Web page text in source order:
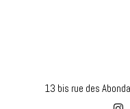
13 bis rue des